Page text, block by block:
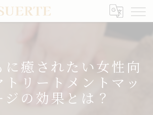
に癒されたい女性向
トリートメントマッ
ジの効果とは？